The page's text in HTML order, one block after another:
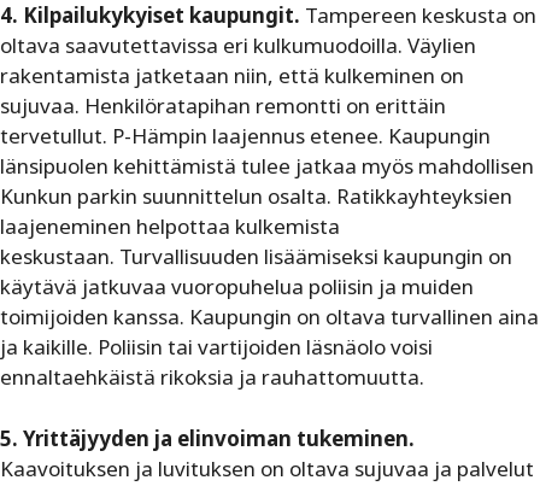
4. Kilpailukykyiset kaupungit. Tampereen keskusta on
oltava saavutettavissa eri kulkumuodoilla. Väylien
rakentamista jatketaan niin, että kulkeminen on
sujuvaa. Henkilöratapihan remontti on erittäin
tervetullut. P-Hämpin laajennus etenee. Kaupungin
länsipuolen kehittämistä tulee jatkaa myös mahdollisen
Kunkun parkin suunnittelun osalta. Ratikkayhteyksien
laajeneminen helpottaa kulkemista
keskustaan. Turvallisuuden lisäämiseksi kaupungin on
käytävä jatkuvaa vuoropuhelua poliisin ja muiden
toimijoiden kanssa. Kaupungin on oltava turvallinen aina
ja kaikille. Poliisin tai vartijoiden läsnäolo voisi
ennaltaehkäistä rikoksia ja rauhattomuutta.
5. Yrittäjyyden ja elinvoiman tukeminen.
Kaavoituksen ja luvituksen on oltava sujuvaa ja palvelut